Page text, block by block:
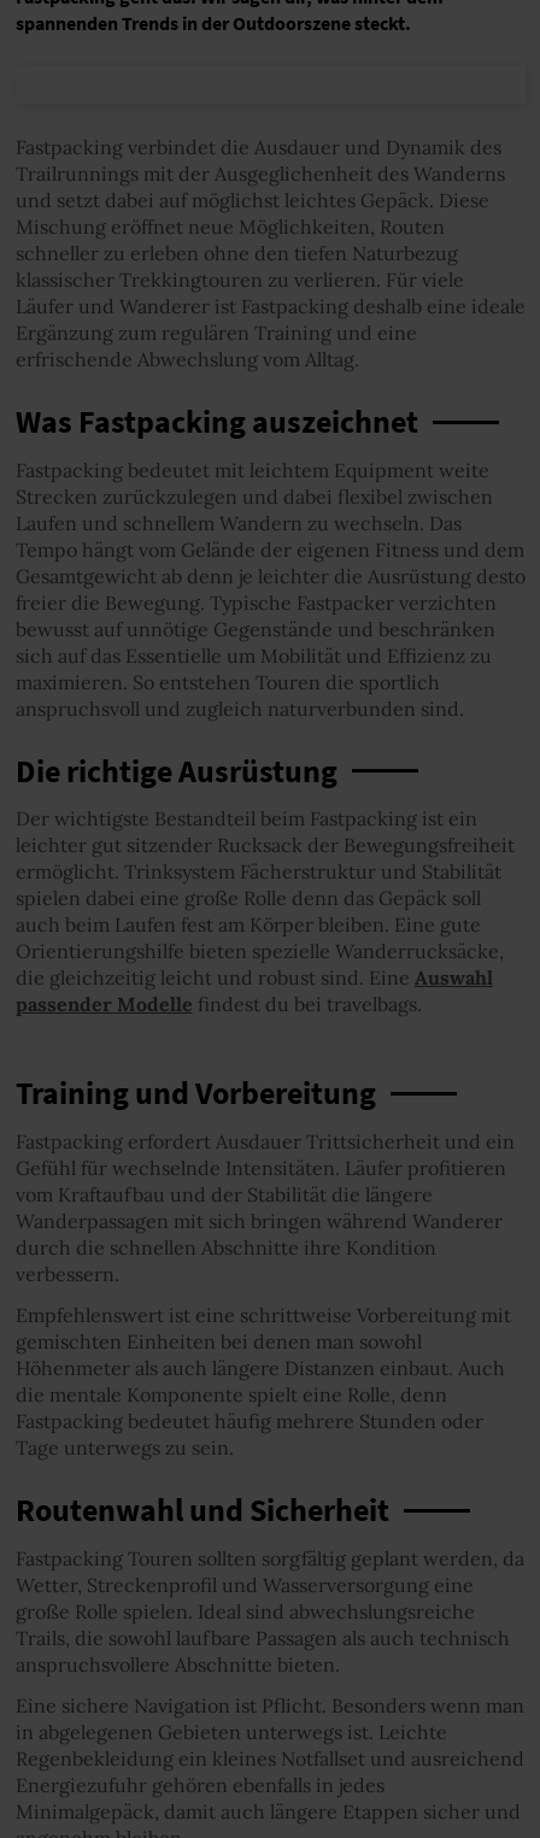
spannenden Trends in der Outdoorszene steckt.
Fastpacking verbindet die Ausdauer und Dynamik des
Trailrunnings mit der Ausgeglichenheit des Wanderns
und setzt dabei auf möglichst leichtes Gepäck. Diese
Mischung eröffnet neue Möglichkeiten, Routen
schneller zu erleben ohne den tiefen Naturbezug
klassischer Trekkingtouren zu verlieren. Für viele
Läufer und Wanderer ist Fastpacking deshalb eine ideale
Ergänzung zum regulären Training und eine
erfrischende Abwechslung vom Alltag.
Was Fastpacking auszeichnet
Fastpacking bedeutet mit leichtem Equipment weite
Strecken zurückzulegen und dabei flexibel zwischen
Laufen und schnellem Wandern zu wechseln. Das
Tempo hängt vom Gelände der eigenen Fitness und dem
Gesamtgewicht ab denn je leichter die Ausrüstung desto
freier die Bewegung. Typische Fastpacker verzichten
bewusst auf unnötige Gegenstände und beschränken
sich auf das Essentielle um Mobilität und Effizienz zu
maximieren. So entstehen Touren die sportlich
anspruchsvoll und zugleich naturverbunden sind.
Die richtige Ausrüstung
Der wichtigste Bestandteil beim Fastpacking ist ein
leichter gut sitzender Rucksack der Bewegungsfreiheit
ermöglicht. Trinksystem Fächerstruktur und Stabilität
spielen dabei eine große Rolle denn das Gepäck soll
auch beim Laufen fest am Körper bleiben. Eine gute
Orientierungshilfe bieten spezielle Wanderrucksäcke,
die gleichzeitig leicht und robust sind. Eine Auswahl
passender Modelle findest du bei travelbags.
Training und Vorbereitung
Fastpacking erfordert Ausdauer Trittsicherheit und ein
Gefühl für wechselnde Intensitäten. Läufer profitieren
vom Kraftaufbau und der Stabilität die längere
Wanderpassagen mit sich bringen während Wanderer
durch die schnellen Abschnitte ihre Kondition
verbessern.
Empfehlenswert ist eine schrittweise Vorbereitung mit
gemischten Einheiten bei denen man sowohl
Höhenmeter als auch längere Distanzen einbaut. Auch
die mentale Komponente spielt eine Rolle, denn
Fastpacking bedeutet häufig mehrere Stunden oder
Tage unterwegs zu sein.
Routenwahl und Sicherheit
Fastpacking Touren sollten sorgfältig geplant werden, da
Wetter, Streckenprofil und Wasserversorgung eine
große Rolle spielen. Ideal sind abwechslungsreiche
Trails, die sowohl laufbare Passagen als auch technisch
anspruchsvollere Abschnitte bieten.
Eine sichere Navigation ist Pflicht. Besonders wenn man
in abgelegenen Gebieten unterwegs ist. Leichte
Regenbekleidung ein kleines Notfallset und ausreichend
Energiezufuhr gehören ebenfalls in jedes
Minimalgepäck, damit auch längere Etappen sicher und